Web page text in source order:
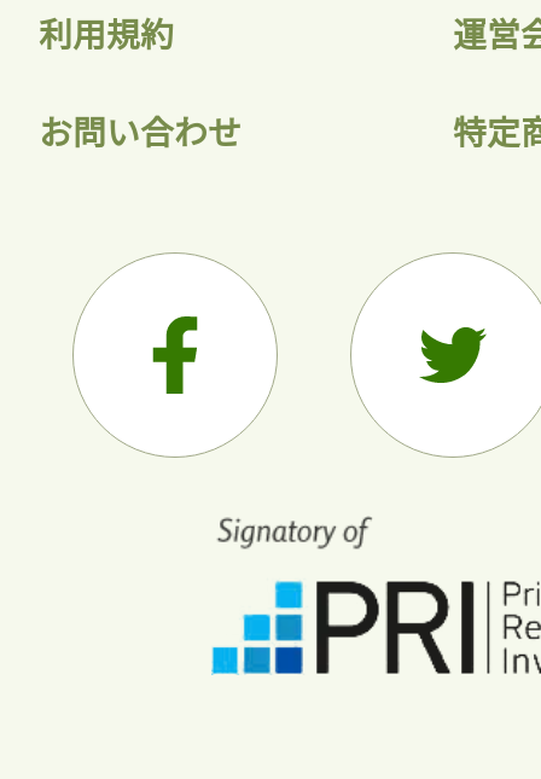
利用規約 運営
お問い合わせ 特定